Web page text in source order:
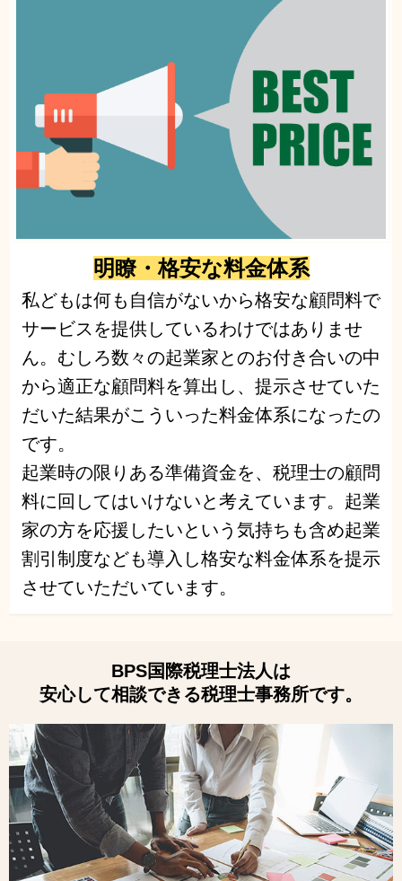
明瞭・格安な料金体系
私どもは何も自信がないから格安な顧問料で
サービスを提供しているわけではありませ
ん。むしろ数々の起業家とのお付き合いの中
から適正な顧問料を算出し、提示させていた
だいた結果がこういった料金体系になったの
です。
起業時の限りある準備資金を、税理士の顧問
料に回してはいけないと考えています。起業
家の方を応援したいという気持ちも含め起業
割引制度なども導入し格安な料金体系を提示
させていただいています。
BPS国際税理士法人は
安心して相談できる税理士事務所です。